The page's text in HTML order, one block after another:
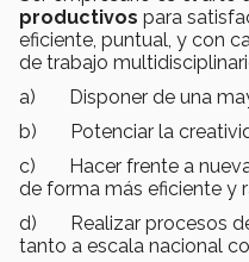
productivos para
eficiente, puntual, y con
de trabajo
a) Disponer de una
b) Potenciar la
c) Hacer frente a
de forma más eficiente y
d) Realizar procesos de
tanto a escala nacional